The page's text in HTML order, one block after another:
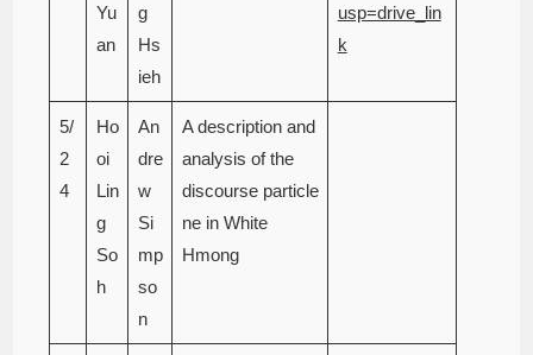
Yu
an
g
Hs
ieh
usp=drive_lin
k
5/
2
4
Ho
oi
Lin
g
So
h
An
dre
w
Si
mp
so
n
A description and
analysis of the
discourse particle
ne in White
Hmong